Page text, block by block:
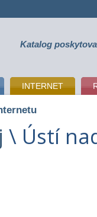
Katalog
INTERNET
\ Ústí